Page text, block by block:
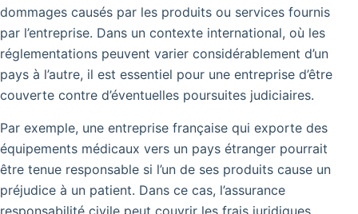
dommages causés par les produits ou services fournis
par l’entreprise. Dans un contexte international, où les
réglementations peuvent varier considérablement d’un
pays à l’autre, il est essentiel pour une entreprise d’être
couverte contre d’éventuelles poursuites judiciaires.
Par exemple, une entreprise française qui exporte des
équipements médicaux vers un pays étranger pourrait
être tenue responsable si l’un de ses produits cause un
préjudice à un patient. Dans ce cas, l’assurance
responsabilité civile peut couvrir les frais juridiques